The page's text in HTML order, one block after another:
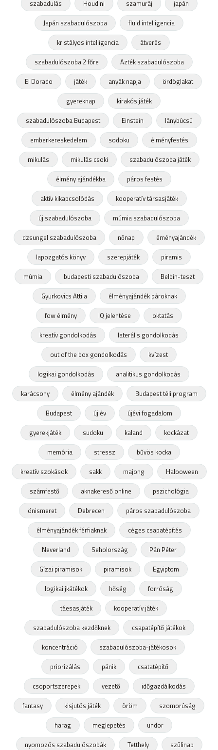
szabadulás Houdini szamuráj
japán
Japán szabadulószoba
fluid intelligencia
kristályos intelligencia
átverés
szabadulószoba 2 főre
Azték szabadulószoba
El Dorado
játék anyák napja
ördöglakat
gyereknap
kirakós játék
szabadulószoba Budapest
Einstein
lánybúcsú
emberkereskedelem
sodoku
élményfestés
mikulás
mikulás csoki
szabadulószoba játék
élmény ajándékba
páros festés
aktív kikapcsolódás
kooperatív társasjáték
új szabadulószoba
múmia szabadulószoba
dzsungel szabadulószoba
nőnap
éményajándék
lapozgatós könyv
szerepjáték
piramis
múmia
budapesti szabadulószoba
Belbin-teszt
Gyurkovics Attila
élményajándék pároknak
fow élmény
IQ jelentése
oktatás
kreatív gondolkodás
laterális gondolkodás
out of the box gondolkodás
kvízest
logikai gondolkodás
analitikus gondolkodás
karácsony
élmény ajándék
Budapest téli program
Budapest
új év
újévi fogadalom
gyerekjáték
sudoku kaland
kockázat
memória
stressz
bűvös kocka
kreatív szokások
sakk majong
Halooween
számfestő
aknakereső online
pszichológia
önismeret
Debrecen
páros szabadulószoba
élményajándék férfiaknak
céges csapatépítés
Neverland
Seholország
Pán Péter
Gízai piramisok
piramisok
Egyiptom
logikai jkátékok
hőség
forróság
táesasjáték
kooperatív játék
szabadulószoba kezdőknek
csapatépítő játékok
koncentráció
szabadulószoba-játékosok
priorizálás
pánik
csatatépítő
csoportszerepek
vezető
időgazdálkodás
fantasy
kisjutós játék öröm
szomorúság
harag
meglepetés
undor
nyomozós szabadulószobák
Tetthely
szülinap